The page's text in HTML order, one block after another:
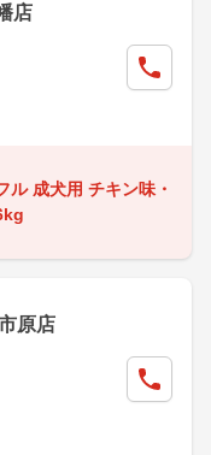
店
ル 成犬用 チキン味・
原店